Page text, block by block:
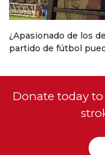
¿Apasionado de los
partido de fútbol
Donate today